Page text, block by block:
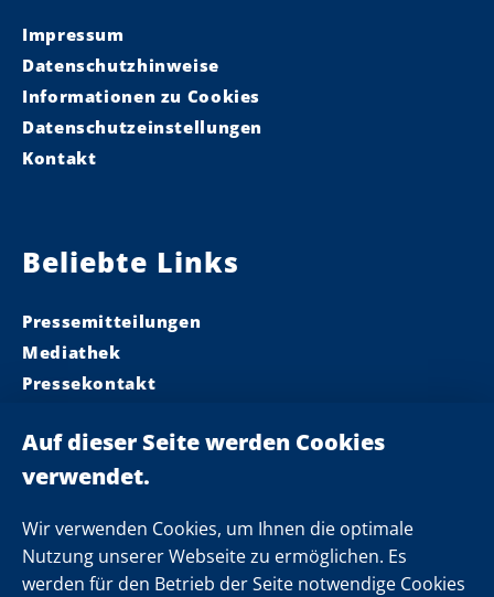
Wir verwenden Cookies, um Ihnen die optimale
Nutzung unserer Webseite zu ermöglichen. Es
werden für den Betrieb der Seite notwendige Cookies
Impressum
Datenschutzhinweise
Informationen zu Cookies
Datenschutzeinstellungen
Kontakt
Beliebte Links
Pressemitteilungen
Mediathek
Pressekontakt
Landeskabinett
Einsamkeit